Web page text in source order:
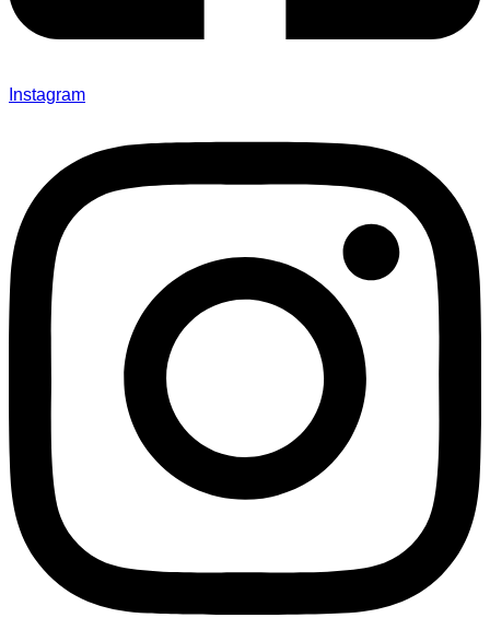
Instagram